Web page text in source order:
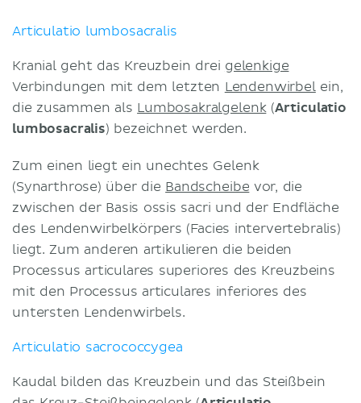
Articulatio lumbosacralis
Kranial geht das Kreuzbein drei gelenkige
Verbindungen mit dem letzten Lendenwirbelein,
die zusammen als Lumbosakralgelenk(Articulatio
lumbosacralis) bezeichnet werden.
Zum einen liegt ein unechtes Gelenk
(Synarthrose) über die Bandscheibe vor, die
zwischen der Basis ossis sacri und der Endfläche
des Lendenwirbelkörpers (Facies intervertebralis)
liegt. Zum anderen artikulieren die beiden
Processus articulares superiores des Kreuzbeins
mit den Processus articulares inferiores des
untersten Lendenwirbels.
Articulatio sacrococcygea
Kaudal bilden das Kreuzbein und das Steißbein